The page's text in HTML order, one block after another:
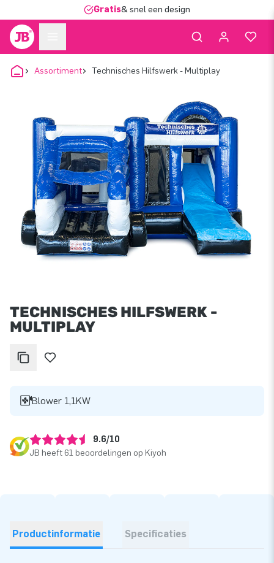
Gratis& snel een design
Assortiment Technisches Hilfswerk - Multiplay
TECHNISCHES HILFSWERK -
MULTIPLAY
Blower 1,1KW
9.6/10
JB heeft 61 beoordelingen op Kiyoh
Productinformatie Specificaties